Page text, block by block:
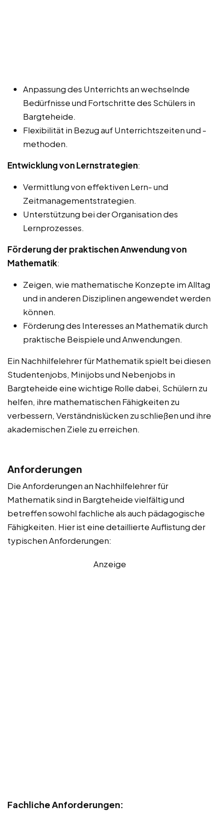
Anpassung des Unterrichts an wechselnde
Bedürfnisse und Fortschritte des Schülers in
Bargteheide.
Flexibilität in Bezug auf Unterrichtszeiten und -
methoden.
Entwicklung von Lernstrategien:
Vermittlung von effektiven Lern- und
Zeitmanagementstrategien.
Unterstützung bei der Organisation des
Lernprozesses.
Förderung der praktischen Anwendung von
Mathematik:
Zeigen, wie mathematische Konzepte im Alltag
und in anderen Disziplinen angewendet werden
können.
Förderung des Interesses an Mathematik durch
praktische Beispiele und Anwendungen.
Ein Nachhilfelehrer für Mathematik spielt bei diesen
Studentenjobs, Minijobs und Nebenjobs in
Bargteheide eine wichtige Rolle dabei, Schülern zu
helfen, ihre mathematischen Fähigkeiten zu
verbessern, Verständnislücken zu schließen und ihre
akademischen Ziele zu erreichen.
Anforderungen
Die Anforderungen an Nachhilfelehrer für
Mathematik sind in Bargteheide vielfältig und
betreffen sowohl fachliche als auch pädagogische
Fähigkeiten. Hier ist eine detaillierte Auflistung der
typischen Anforderungen:
Anzeige
Fachliche Anforderungen: